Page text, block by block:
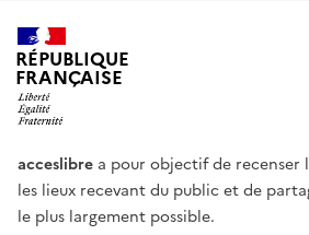
RÉPUBLIQUE
FRANÇAISE
acceslibre a pour objectif de recenser
les lieux recevant du public et de
le plus largement possible.